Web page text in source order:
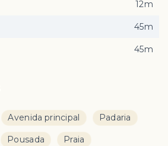
Avenida principal Padaria
Pousada Praia
12m
45m
45m